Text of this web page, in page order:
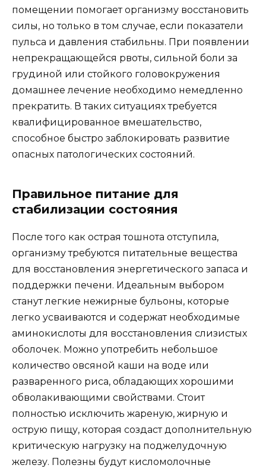
помещении помогает организму восстановить
силы, но только в том случае, если показатели
пульса и давления стабильны. При появлении
непрекращающейся рвоты, сильной боли за
грудиной или стойкого головокружения
домашнее лечение необходимо немедленно
прекратить. В таких ситуациях требуется
квалифицированное вмешательство,
способное быстро заблокировать развитие
опасных патологических состояний.
Правильное питание для
стабилизации состояния
После того как острая тошнота отступила,
организму требуются питательные вещества
для восстановления энергетического запаса и
поддержки печени. Идеальным выбором
станут легкие нежирные бульоны, которые
легко усваиваются и содержат необходимые
аминокислоты для восстановления слизистых
оболочек. Можно употребить небольшое
количество овсяной каши на воде или
разваренного риса, обладающих хорошими
обволакивающими свойствами. Стоит
полностью исключить жареную, жирную и
острую пищу, которая создаст дополнительную
критическую нагрузку на поджелудочную
железу. Полезны будут кисломолочные